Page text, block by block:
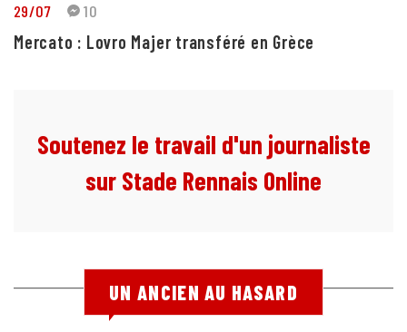
29/07 10
Mercato : Lovro Majer transféré en Grèce
Soutenez le travail d'un journaliste
sur Stade Rennais Online
UN ANCIEN AU HASARD